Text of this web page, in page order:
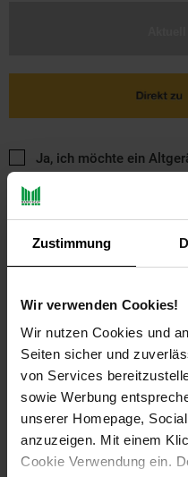
Zustimmung
Wir verwenden Cookies!
Wir nutzen Cookies und
Seiten sicher und
von Services
sowie Werbung
unserer Homepage,
anzuzeigen. Mit einem
Cookie Verwendung ein.
Ja, ich möchte ein
PAYBACK
Payback Punkte
Produktbeschreibung